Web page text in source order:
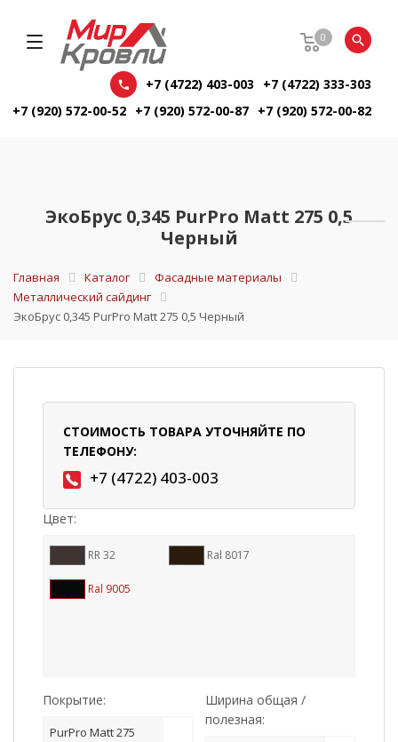
0
+7 (4722) 403-003
+7 (4722) 333-303
+7 (920) 572-00-52 +7 (920) 572-00-87 +7 (920) 572-00-82
ЭкоБрус 0,345 PurPro Matt 275 0,5
Черный
Главная Каталог
Фасадные материалы
Металлический сайдинг
ЭкоБрус 0,345 PurPro Matt 275 0,5 Черный
СТОИМОСТЬ ТОВАРА УТОЧНЯЙТЕ ПО
ТЕЛЕФОНУ:
+7 (4722) 403-003
Цвет:
RR 32 Ral 8017
Ral 9005
Покрытие:
PurPro Matt 275
Ширина общая /
полезная: